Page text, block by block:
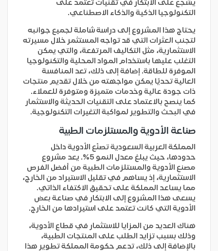
يشجع على الابتكار في تقنيات تعتمد على
التكنولوجيا الذكية والذكاء الاصطناعي.
يحتاج هذا المشروع إلى دراسة شاملة لجميع جوانبه
لتجنب العثرات التي قد تواجه المستثمر خلال مسيرته
الاستثمارية، مثل التكاليف المرتفعة، والتي يمكن
التغلب عليها باستخدام المواد المحلية والتكنولوجيا
الموفرة للطاقة. إضافة إلى ذلك، تعد المنافسة
العالية تحديًا يمكن مواجهته من خلال تقديم منتجات
ذات جودة عالية وخدمات متميزة ومتوفرة للعملاء.
كما ينصح بالاعتماد على التقنيات الحديثة والاستثمار
في البحث والتطوير لمواكبة التغيرات التكنولوجية.
صناعة الأدوية والمستلزمات الطبية
المملكة العربية السعودية تصنّع الأدوية داخل
حدودها، حيث يبلغ معدل النمو 5%. يعد مشروع
مصنع الأدوية والمستلزمات الطبية من أفضل الفرص
الاستثمارية، إذ يساهم في تقليل الاستيراد من الخارج،
مما يساعد المملكة على تحقيق الاكتفاء الذاتي.
يسعى هذا المشروع إلى الابتكار في صناعة بعض
الأدوية التي كانت تعتمد على استيرادها من الخارج.
هناك العديد من المزايا للاستثمار في قطاع الأدوية،
وذلك بسبب تزايد الطلب على المنتجات الطبية،
بالإضافة إلى ذلك، تدعم حكومة المملكة تطوير هذا